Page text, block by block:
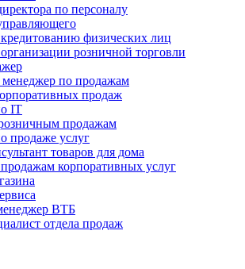
по персоналу
физических лиц
розничной торговли
по продажам
продаж
IT
продажам
продаже услуг
товаров для дома
корпоративных услуг
ВТБ
отдела продаж